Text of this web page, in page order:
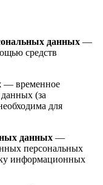
данных —
средств
— временное
(за
для
данных —
персональных
информационных